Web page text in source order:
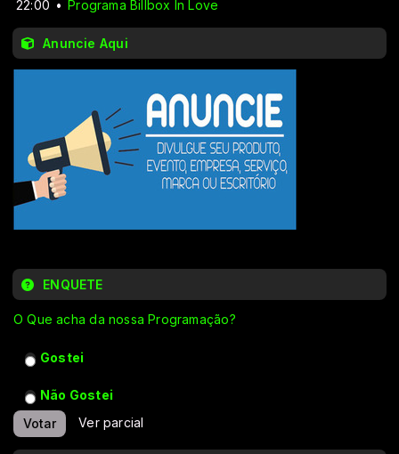
22:00 Programa Billbox In Love
Anuncie Aqui
ENQUETE
O Que acha da nossa Programação?
Gostei
Não Gostei
Votar
Ver parcial